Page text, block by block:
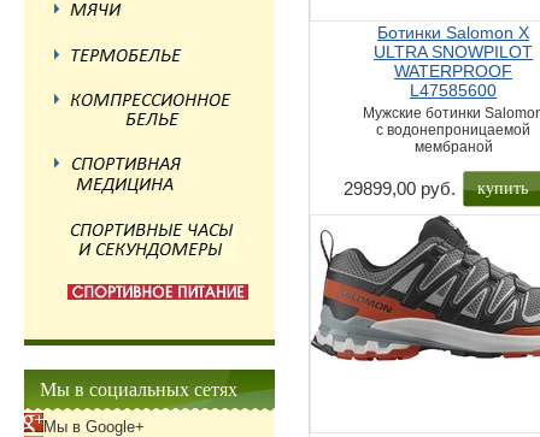
Ботинки Salomon X
ULTRA SNOWPILOT
WATERPROOF
L47585600
Мужские ботинки
с водонепроницаемой
мембраной
29899,00 руб. купить
Мы в социальных сетях
Мы в Google+